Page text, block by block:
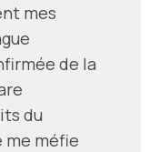
mes
de la
du
me méfie